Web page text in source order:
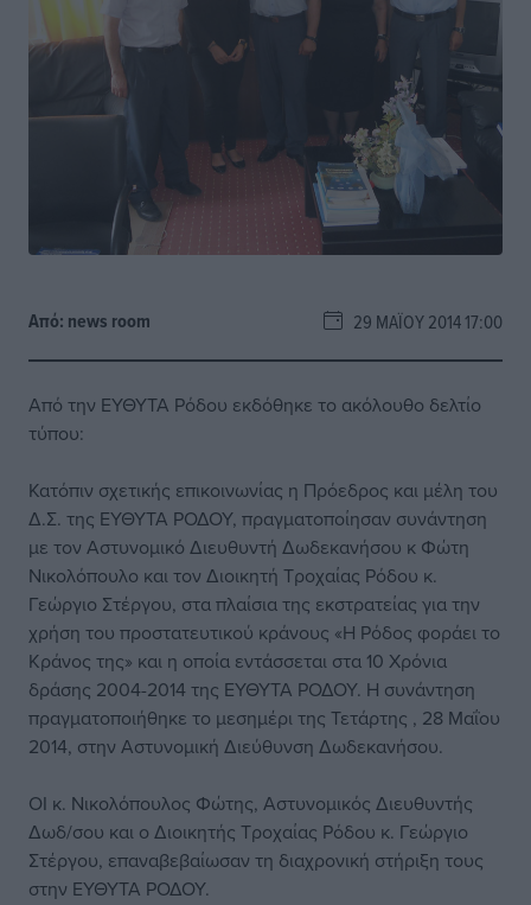
Από: news room 29 ΜΑΪ́ΟΥ 2014 17:00
Από την ΕΥΘΥΤΑ Ρόδου εκδόθηκε το ακόλουθο δελτίο
τύπου:
Κατόπιν σχετικής επικοινωνίας η Πρόεδρος και μέλη του
Δ.Σ. της ΕΥΘΥΤΑ ΡΟΔΟΥ, πραγματοποίησαν συνάντηση
με τον Αστυνομικό Διευθυντή Δωδεκανήσου κ Φώτη
Νικολόπουλο και τον Διοικητή Τροχαίας Ρόδου κ.
Γεώργιο Στέργου, στα πλαίσια της εκστρατείας για την
χρήση του προστατευτικού κράνους «Η Ρόδος φοράει το
Κράνος της» και η οποία εντάσσεται στα 10 Χρόνια
δράσης 2004-2014 της ΕΥΘΥΤΑ ΡΟΔΟΥ. Η συνάντηση
πραγματοποιήθηκε το μεσημέρι της Τετάρτης , 28 Μαΐου
2014, στην Αστυνομική Διεύθυνση Δωδεκανήσου.
ΟΙ κ. Νικολόπουλος Φώτης, Αστυνομικός Διευθυντής
Δωδ/σου και ο Διοικητής Τροχαίας Ρόδου κ. Γεώργιο
Στέργου, επαναβεβαίωσαν τη διαχρονική στήριξη τους
στην ΕΥΘΥΤΑ ΡΟΔΟΥ.